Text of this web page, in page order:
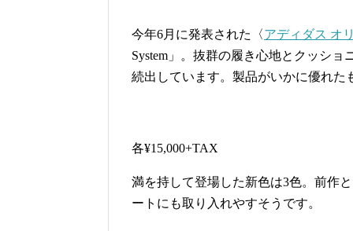
今年6月に発表された〈アディダス オ
System」。抜群の履き心地とクッシ
続出しています。製品がいかに優れた
各¥15,000+TAX
満を持して登場した新色は3色。前作
ートにも取り入れやすそうです。